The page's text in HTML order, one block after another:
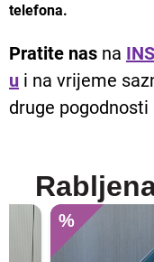
telefona.
Pratite nas na
u i na vrijeme
druge
%